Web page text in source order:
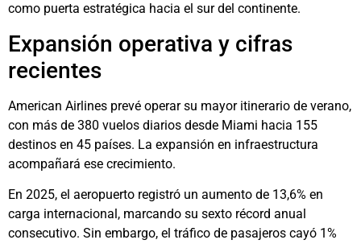
como puerta estratégica hacia el sur del continente.
Expansión operativa y cifras
recientes
American Airlines prevé operar su mayor itinerario de verano,
con más de 380 vuelos diarios desde Miami hacia 155
destinos en 45 países. La expansión en infraestructura
acompañará ese crecimiento.
En 2025, el aeropuerto registró un aumento de 13,6% en
carga internacional, marcando su sexto récord anual
consecutivo. Sin embargo, el tráfico de pasajeros cayó 1%